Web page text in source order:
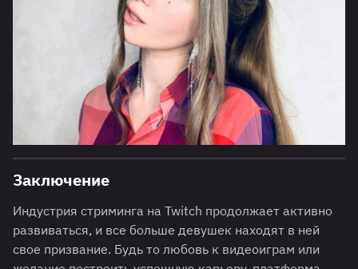
Заключение
Индустрия стриминга на Twitch продолжает активно
развиваться, и все больше девушек находят в ней
свое призвание. Будь то любовь к видеоиграм или